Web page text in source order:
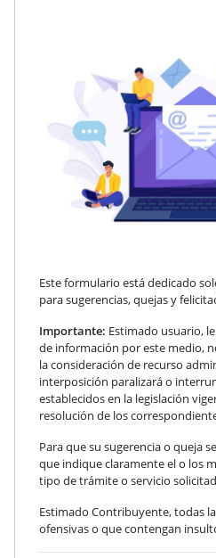
Este formulario está dedicado
para sugerencias, quejas y
Importante: Estimado usuario,
de información por este medio,
la consideración de recurso
interposición paralizará o
establecidos en la legislación
resolución de los
Para que su sugerencia o queja
que indique claramente el o los
tipo de trámite o servicio
Estimado Contribuyente, todas
ofensivas o que contengan